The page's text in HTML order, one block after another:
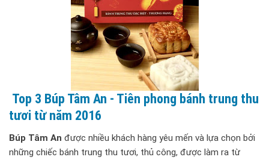
Top 3 Búp Tâm An - Tiên phong bánh trung thu
tươi từ năm 2016
Búp Tâm An được nhiều khách hàng yêu mến và lựa chọn bởi
những chiếc bánh trung thu tươi, thủ công, được làm ra từ